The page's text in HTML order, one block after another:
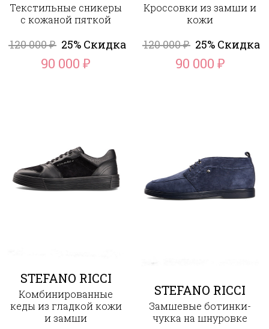
Текстильные сникеры
с кожаной пяткой
120 000₽ 25% Скидка
90 000₽
Кроссовки из замши и
кожи
120 000₽ 25% Скидка
90 000 ₽
STEFANO RICCI
Комбинированные
кеды из гладкой кожи
и замши
STEFANO RICCI
Замшевые ботинки-
чукка на шнуровке